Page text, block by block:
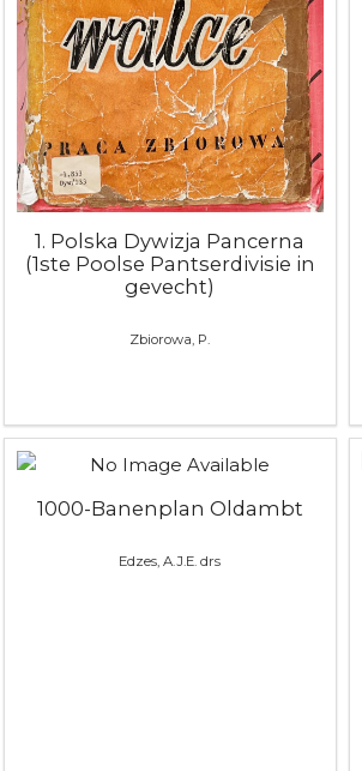
1. Polska Dywizja Pancerna
(1ste Poolse Pantserdivisie in
gevecht)
Zbiorowa, P.
1000-Banenplan Oldambt
Edzes, A.J.E. drs